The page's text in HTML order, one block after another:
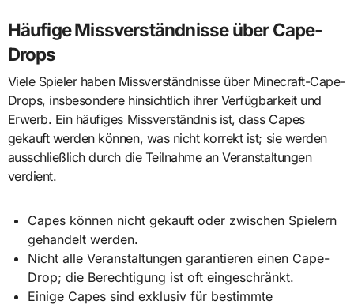
Häufige Missverständnisse über Cape-
Drops
Viele Spieler haben Missverständnisse über Minecraft-Cape-
Drops, insbesondere hinsichtlich ihrer Verfügbarkeit und
Erwerb. Ein häufiges Missverständnis ist, dass Capes
gekauft werden können, was nicht korrekt ist; sie werden
ausschließlich durch die Teilnahme an Veranstaltungen
verdient.
Capes können nicht gekauft oder zwischen Spielern
gehandelt werden.
Nicht alle Veranstaltungen garantieren einen Cape-
Drop; die Berechtigung ist oft eingeschränkt.
Einige Capes sind exklusiv für bestimmte